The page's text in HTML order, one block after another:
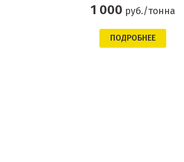
1 000 руб./тонна
ПОДРОБНЕЕ